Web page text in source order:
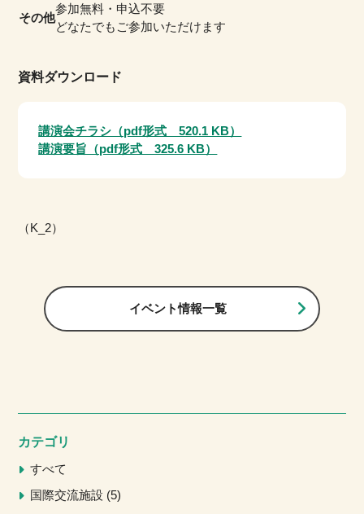
その他
参加無料・申込不要
どなたでもご参加いただけます
資料ダウンロード
講演会チラシ（pdf形式 520.1 KB）
講演要旨（pdf形式 325.6 KB）
（K_2）
イベント情報一覧
カテゴリ
すべて
国際交流施設
5